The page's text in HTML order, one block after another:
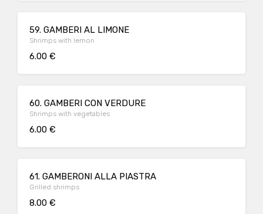
59. GAMBERI AL LIMONE
Shrimps with lemon
6.00 €
60. GAMBERI CON VERDURE
Shrimps with vegetables
6.00 €
61. GAMBERONI ALLA PIASTRA
Grilled shrimps
8.00 €